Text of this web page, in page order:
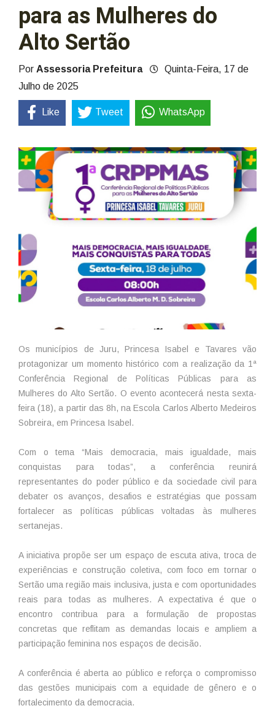
para as Mulheres do
Alto Sertão
Por Assessoria Prefeitura
Quinta-Feira, 17 de
Julho de 2025
Like Tweet WhatsApp
Os municípios de Juru, Princesa Isabel e Tavares vão
protagonizar um momento histórico com a realização da 1ª
Conferência Regional de Políticas Públicas para as
Mulheres do Alto Sertão. O evento acontecerá nesta sexta-
feira (18), a partir das 8h, na Escola Carlos Alberto Medeiros
Sobreira, em Princesa Isabel.
Com o tema “Mais democracia, mais igualdade, mais
conquistas para todas”, a conferência reunirá
representantes do poder público e da sociedade civil para
debater os avanços, desafios e estratégias que possam
fortalecer as políticas públicas voltadas às mulheres
sertanejas.
A iniciativa propõe ser um espaço de escuta ativa, troca de
experiências e construção coletiva, com foco em tornar o
Sertão uma região mais inclusiva, justa e com oportunidades
reais para todas as mulheres. A expectativa é que o
encontro contribua para a formulação de propostas
concretas que reflitam as demandas locais e ampliem a
participação feminina nos espaços de decisão.
A conferência é aberta ao público e reforça o compromisso
das gestões municipais com a equidade de gênero e o
fortalecimento da democracia.